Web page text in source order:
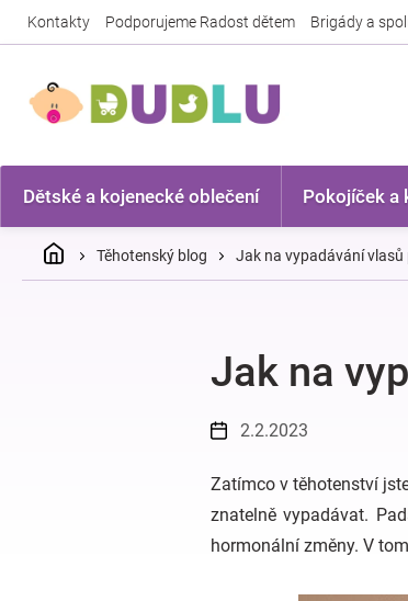
Kontakty Podporujeme Radost dětem Brigády a
Dětské a kojenecké oblečení Pokojíček a
DomůTěhotenský blog Jak na vypadávání vlasů
Jak na
2.2.2023
Zatímco v těhotenství
znatelně vypadávat.
hormonální změny. V